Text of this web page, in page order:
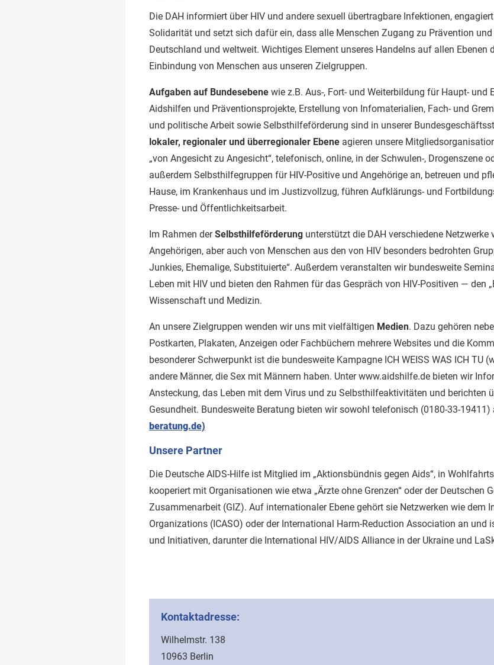
Die DAH informiert über HIV und andere sexuell übertragbare Infektionen,
Solidarität und setzt sich dafür ein, dass alle Menschen Zugang zu Prävention
Deutschland und weltweit. Wichtiges Element unseres Handelns auf allen Ebenen
Einbindung von Menschen aus unseren Zielgruppen.
Aufgaben auf Bundesebene wie z.B. Aus-, Fort- und Weiterbildung für Haupt- und
Aidshilfen und Präventionsprojekte, Erstellung von Infomaterialien, Fach- und
und politische Arbeit sowie Selbsthilfeförderung sind in unserer
lokaler, regionaler und überregionaler Ebene agieren unsere
„von Angesicht zu Angesicht“, telefonisch, online, in der Schwulen-, Drogenszene
außerdem Selbsthilfegruppen für HIV-Positive und Angehörige an, betreuen und
Hause, im Krankenhaus und im Justizvollzug, führen Aufklärungs- und
Presse- und Öffentlichkeitsarbeit.
Im Rahmen derSelbsthilfeförderung unterstützt die DAH verschiedene
Angehörigen, aber auch von Menschen aus den von HIV besonders bedrohten
Junkies, Ehemalige, Substituierte“. Außerdem veranstalten wir bundesweite
Leben mit HIV und bieten den Rahmen für das Gespräch von HIV-Positiven — den
Wissenschaft und Medizin.
An unsere Zielgruppen wenden wir uns mit vielfältigen Medien. Dazu gehören
Postkarten, Plakaten, Anzeigen oder Fachbüchern mehrere Websites und die
besonderer Schwerpunkt ist die bundesweite Kampagne ICH WEISS WAS ICH TU
andere Männer, die Sex mit Männern haben. Unter www.aidshilfe.de bieten wir
Ansteckung, das Leben mit dem Virus und zu Selbsthilfeaktivitäten und berichten
Gesundheit. Bundesweite Beratung bieten wir sowohl telefonisch (0180-33-
beratung.de)
Unsere Partner
Die Deutsche AIDS-Hilfe ist Mitglied im „Aktionsbündnis gegen Aids“, in
kooperiert mit Organisationen wie etwa „Ärzte ohne Grenzen“ oder der Deutschen
Zusammenarbeit (GIZ). Auf internationaler Ebene gehört sie Netzwerken wie dem
Organizations (ICASO) oder der International Harm-Reduction Association an und
und Initiativen, darunter die International HIV/AIDS Alliance in der Ukraine und
Kontaktadresse:
Wilhelmstr. 138
10963 Berlin